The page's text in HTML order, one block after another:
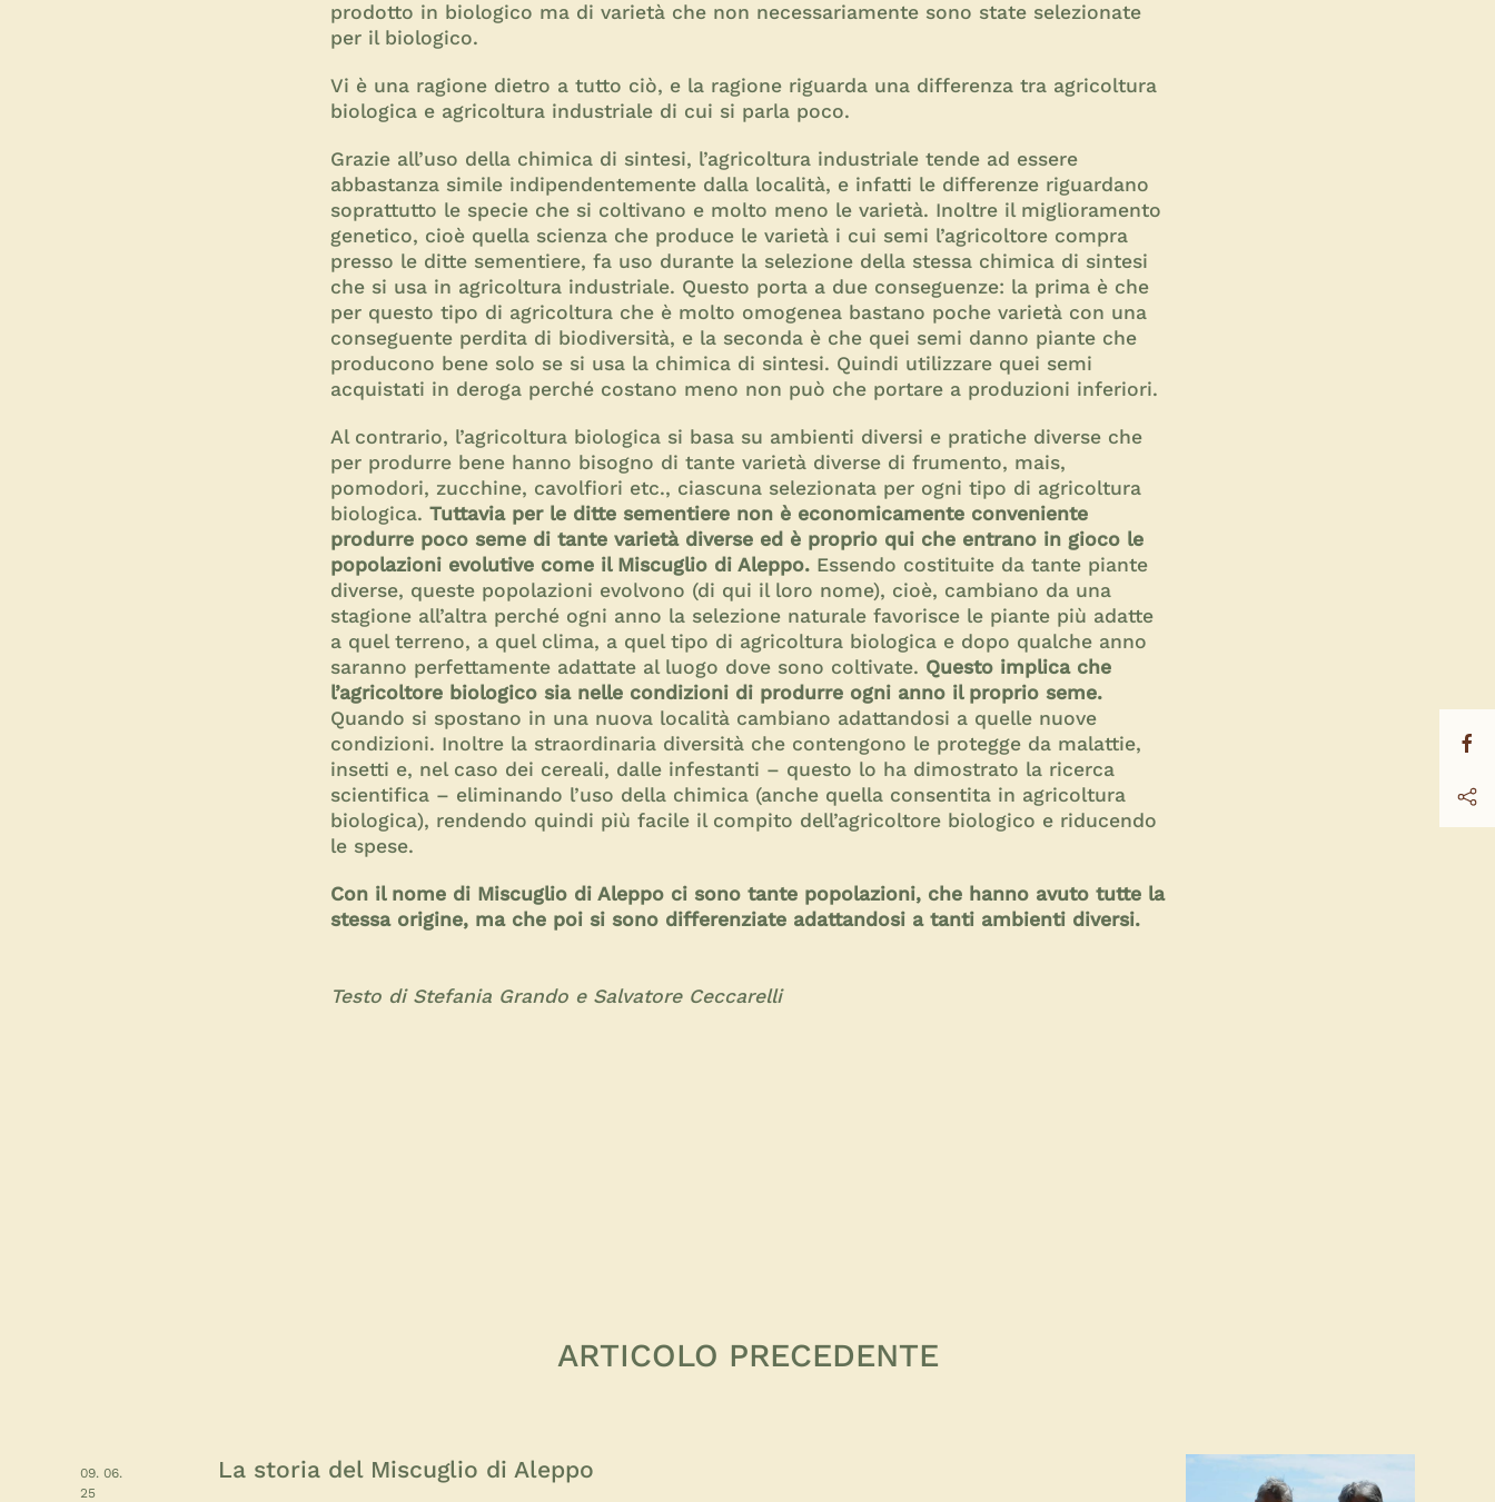
prodotto in biologico ma di varietà che non necessariamente sono state selezionate
per il biologico.
Vi è una ragione dietro a tutto ciò, e la ragione riguarda una differenza tra agricoltura
biologica e agricoltura industriale di cui si parla poco.
Grazie all’uso della chimica di sintesi, l’agricoltura industriale tende ad essere
abbastanza simile indipendentemente dalla località, e infatti le differenze riguardano
soprattutto le specie che si coltivano e molto meno le varietà. Inoltre il miglioramento
genetico, cioè quella scienza che produce le varietà i cui semi l’agricoltore compra
presso le ditte sementiere, fa uso durante la selezione della stessa chimica di sintesi
che si usa in agricoltura industriale. Questo porta a due conseguenze: la prima è che
per questo tipo di agricoltura che è molto omogenea bastano poche varietà con una
conseguente perdita di biodiversità, e la seconda è che quei semi danno piante che
producono bene solo se si usa la chimica di sintesi. Quindi utilizzare quei semi
acquistati in deroga perché costano meno non può che portare a produzioni inferiori.
Al contrario, l’agricoltura biologica si basa su ambienti diversi e pratiche diverse che
per produrre bene hanno bisogno di tante varietà diverse di frumento, mais,
pomodori, zucchine, cavolfiori etc., ciascuna selezionata per ogni tipo di agricoltura
biologica. Tuttavia per le ditte sementiere non è economicamente conveniente
produrre poco seme di tante varietà diverse ed è proprio qui che entrano in gioco le
popolazioni evolutive come il Miscuglio di Aleppo. Essendo costituite da tante piante
diverse, queste popolazioni evolvono (di qui il loro nome), cioè, cambiano da una
stagione all’altra perché ogni anno la selezione naturale favorisce le piante più adatte
a quel terreno, a quel clima, a quel tipo di agricoltura biologica e dopo qualche anno
saranno perfettamente adattate al luogo dove sono coltivate. Questo implica che
l’agricoltore biologico sia nelle condizioni di produrre ogni anno il proprio seme.
Quando si spostano in una nuova località cambiano adattandosi a quelle nuove
condizioni. Inoltre la straordinaria diversità che contengono le protegge da malattie,
insetti e, nel caso dei cereali, dalle infestanti – questo lo ha dimostrato la ricerca
scientifica – eliminando l’uso della chimica (anche quella consentita in agricoltura
biologica), rendendo quindi più facile il compito dell’agricoltore biologico e riducendo
le spese.
Con il nome di Miscuglio di Aleppo ci sono tante popolazioni, che hanno avuto tutte la
stessa origine, ma che poi si sono differenziate adattandosi a tanti ambienti diversi.
Testo di Stefania Grando e Salvatore Ceccarelli
ARTICOLO PRECEDENTE
09. 06.
25
La storia del Miscuglio di Aleppo